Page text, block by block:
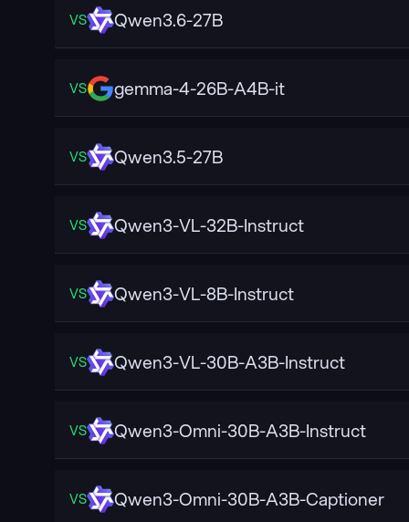
VS Qwen3.6-27B
VS gemma-4-26B-A4B-it
VS Qwen3.5-27B
VS Qwen3-VL-32B-Instruct
VS Qwen3-VL-8B-Instruct
VS Qwen3-VL-30B-A3B-Instruct
VS Qwen3-Omni-30B-A3B-Instruct
VS Qwen3-Omni-30B-A3B-Captioner